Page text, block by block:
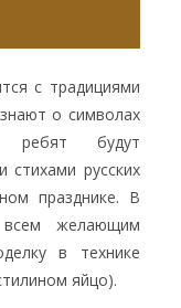
с традициями
о символах
ребят будут
стихами русских
празднике. В
всем желающим
в технике
яйцо).